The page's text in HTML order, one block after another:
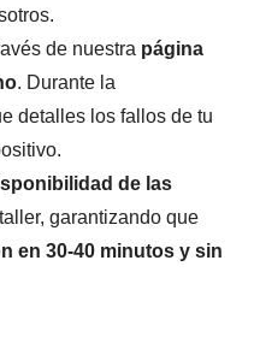
de nuestra página
. Durante la
detalles los fallos de tu
de las
garantizando que
en 30-40 minutos y sin